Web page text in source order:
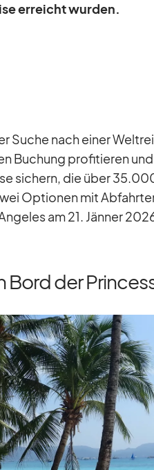
er­reicht wur­den.
Su­che nach ei­ner
Bu­chung pro­fi­tie­ren
si­chern, die über
Op­tio­nen mit
am 21. Jän­ner
Bord der